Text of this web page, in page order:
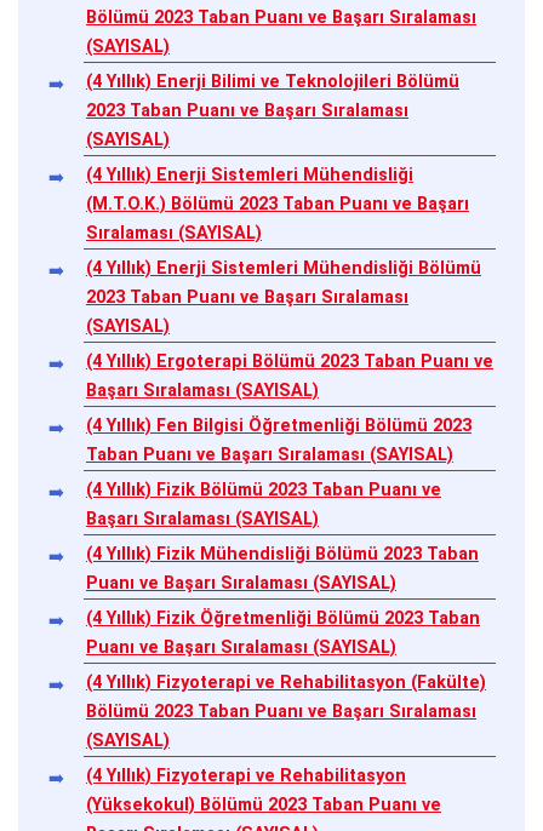
Bölümü 2023 Taban Puanı ve Başarı Sıralaması
(SAYISAL)
(4 Yıllık) Enerji Bilimi ve Teknolojileri Bölümü
2023 Taban Puanı ve Başarı Sıralaması
(SAYISAL)
(4 Yıllık) Enerji Sistemleri Mühendisliği
(M.T.O.K.) Bölümü 2023 Taban Puanı ve Başarı
Sıralaması (SAYISAL)
(4 Yıllık) Enerji Sistemleri Mühendisliği Bölümü
2023 Taban Puanı ve Başarı Sıralaması
(SAYISAL)
(4 Yıllık) Ergoterapi Bölümü 2023 Taban Puanı ve
Başarı Sıralaması (SAYISAL)
(4 Yıllık) Fen Bilgisi Öğretmenliği Bölümü 2023
Taban Puanı ve Başarı Sıralaması (SAYISAL)
(4 Yıllık) Fizik Bölümü 2023 Taban Puanı ve
Başarı Sıralaması (SAYISAL)
(4 Yıllık) Fizik Mühendisliği Bölümü 2023 Taban
Puanı ve Başarı Sıralaması (SAYISAL)
(4 Yıllık) Fizik Öğretmenliği Bölümü 2023 Taban
Puanı ve Başarı Sıralaması (SAYISAL)
(4 Yıllık) Fizyoterapi ve Rehabilitasyon (Fakülte)
Bölümü 2023 Taban Puanı ve Başarı Sıralaması
(SAYISAL)
(4 Yıllık) Fizyoterapi ve Rehabilitasyon
(Yüksekokul) Bölümü 2023 Taban Puanı ve